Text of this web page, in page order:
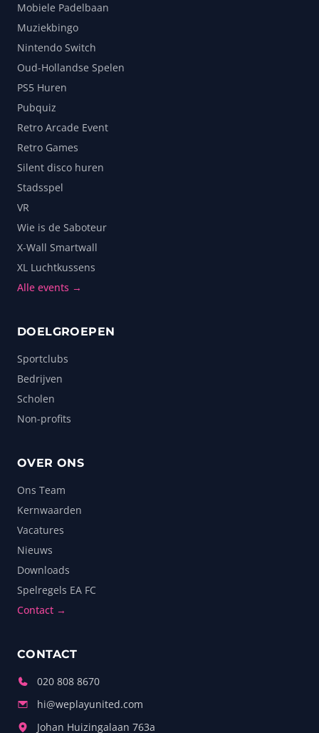
Mobiele Padelbaan
Muziekbingo
Nintendo Switch
Oud-Hollandse Spelen
PS5 Huren
Pubquiz
Retro Arcade Event
Retro Games
Silent disco huren
Stadsspel
VR
Wie is de Saboteur
X-Wall Smartwall
XL Luchtkussens
Alle events →
DOELGROEPEN
Sportclubs
Bedrijven
Scholen
Non-profits
OVER ONS
Ons Team
Kernwaarden
Vacatures
Nieuws
Downloads
Spelregels EA FC
Contact →
CONTACT
020 808 8670
hi@weplayunited.com
Johan Huizingalaan 763a